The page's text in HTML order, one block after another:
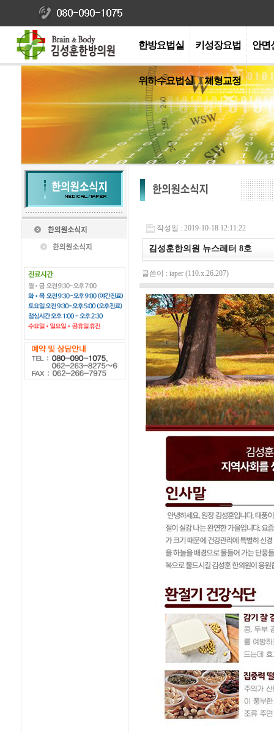
한방요법실 키성장요법 안면
위하수요법실 체형교정
작성일 : 2019-10-18 12:11:22
김성훈한의원 뉴스레터 8호
글쓴이 : iaper (110.x.26.207)